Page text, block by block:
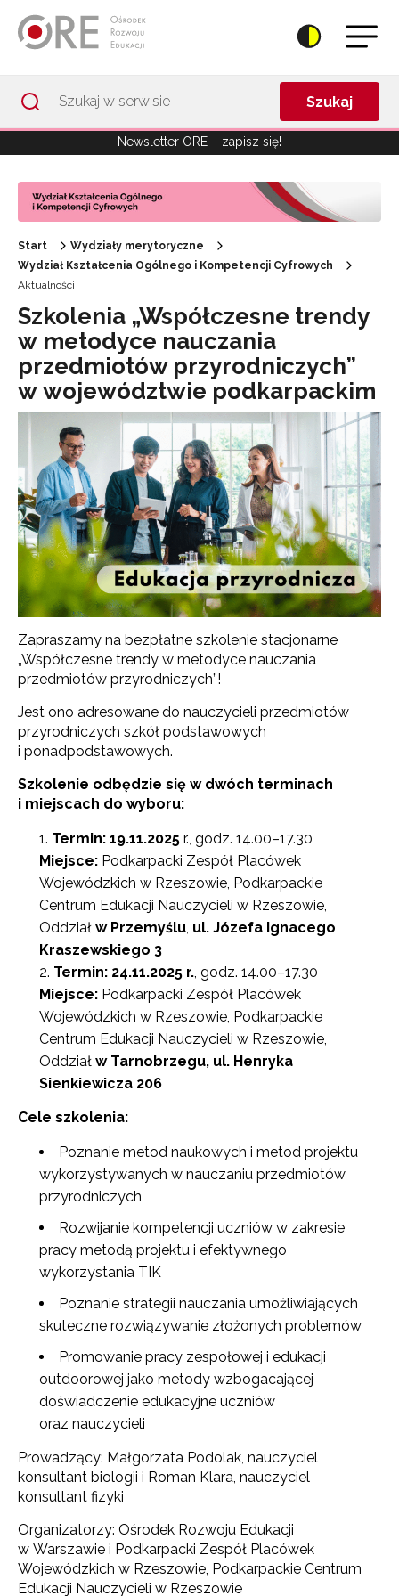
Szukaj
Newsletter ORE – zapisz się!
Start
Wydziały merytoryczne
Wydział Kształcenia Ogólnego i Kompetencji Cyfrowych
Aktualności
Szkolenia „Współczesne trendy
w metodyce nauczania
przedmiotów przyrodniczych”
w województwie podkarpackim
Zapraszamy na bezpłatne szkolenie stacjonarne
„Współczesne trendy w metodyce nauczania
przedmiotów przyrodniczych”!
Jest ono adresowane do nauczycieli przedmiotów
przyrodniczych szkół podstawowych
i ponadpodstawowych.
Szkolenie odbędzie się w dwóch terminach
i miejscach do wyboru:
Termin: 19.11.2025 r., godz. 14.00–17.30
Miejsce: Podkarpacki Zespół Placówek
Wojewódzkich w Rzeszowie, Podkarpackie
Centrum Edukacji Nauczycieli w Rzeszowie,
Oddział w Przemyślu ul. Józefa Ignacego
Kraszewskiego 3
Termin: 24.11.2025 r. , godz. 14.00–17.30
Miejsce: Podkarpacki Zespół Placówek
Wojewódzkich w Rzeszowie, Podkarpackie
Centrum Edukacji Nauczycieli w Rzeszowie,
Oddział w Tarnobrzegu, ul. Henryka
Sienkiewicza 206
Cele szkolenia:
Poznanie metod naukowych i metod projektu
wykorzystywanych w nauczaniu przedmiotów
przyrodniczych
Rozwijanie kompetencji uczniów w zakresie
pracy metodą projektu i efektywnego
wykorzystania TIK
Poznanie strategii nauczania umożliwiających
skuteczne rozwiązywanie złożonych problemów
Promowanie pracy zespołowej i edukacji
outdoorowej jako metody wzbogacającej
doświadczenie edukacyjne uczniów
oraz nauczycieli
Prowadzący: Małgorzata Podolak, nauczyciel
konsultant biologii i Roman Klara, nauczyciel
konsultant fizyki
Organizatorzy: Ośrodek Rozwoju Edukacji
w Warszawie i Podkarpacki Zespół Placówek
Wojewódzkich w Rzeszowie, Podkarpackie Centrum
Edukacji Nauczycieli w Rzeszowie